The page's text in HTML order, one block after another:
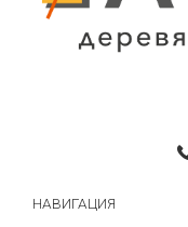
НАВИГАЦИЯ